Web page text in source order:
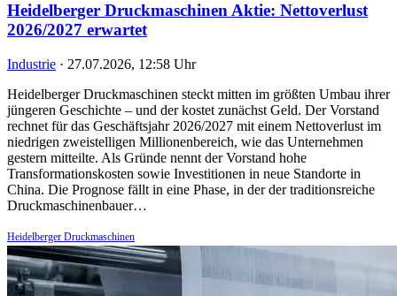
Heidelberger Druckmaschinen Aktie: Nettoverlust
2026/2027 erwartet
Industrie · 27.07.2026, 12:58 Uhr
Heidelberger Druckmaschinen steckt mitten im größten Umbau ihrer
jüngeren Geschichte – und der kostet zunächst Geld. Der Vorstand
rechnet für das Geschäftsjahr 2026/2027 mit einem Nettoverlust im
niedrigen zweistelligen Millionenbereich, wie das Unternehmen
gestern mitteilte. Als Gründe nennt der Vorstand hohe
Transformationskosten sowie Investitionen in neue Standorte in
China. Die Prognose fällt in eine Phase, in der der traditionsreiche
Druckmaschinenbauer…
Heidelberger Druckmaschinen